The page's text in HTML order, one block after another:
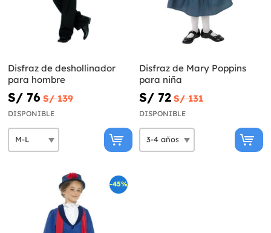
Disfraz de deshollinador
para hombre
S/ 76 S/ 139
DISPONIBLE
Disfraz de Mary Poppins
para niña
S/ 72 S/ 131
DISPONIBLE
-45%